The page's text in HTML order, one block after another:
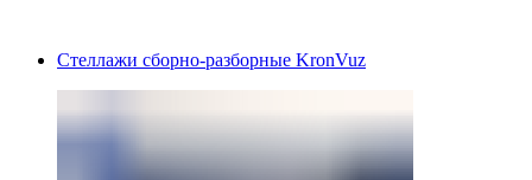
Стеллажи сборно-разборные KronVuz